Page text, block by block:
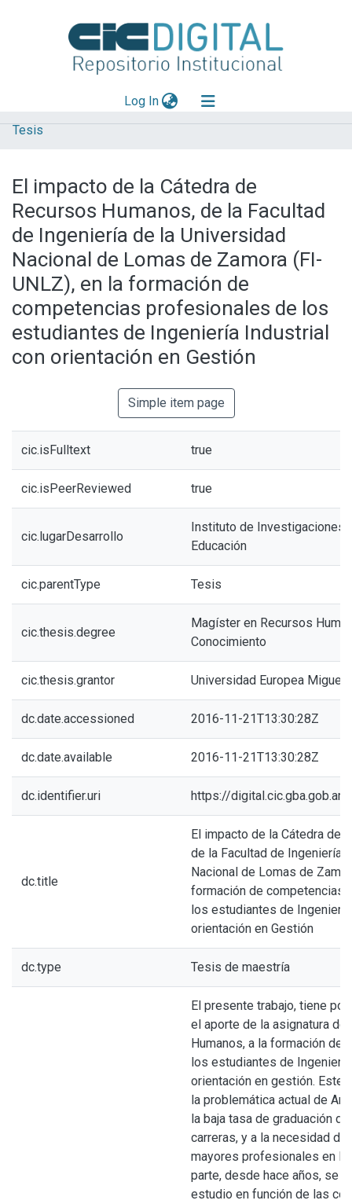
Log In(current)
Explorar
Aportar material
Statistics
Tesis
El impacto de la Cátedra de
Recursos Humanos, de la Facultad
de Ingeniería de la Universidad
Nacional de Lomas de Zamora (FI-
UNLZ), en la formación de
competencias profesionales de los
estudiantes de Ingeniería Industrial
con orientación en Gestión
Simple item page
cic.isFulltext true
cic.isPeerReviewed true
cic.lugarDesarrollo
Instituto de Investigaciones
Educación
cic.parentType Tesis
cic.thesis.degree
Magíster en Recursos
Conocimiento
cic.thesis.grantor Universidad Europea Miguel
dc.date.accessioned 2016-11-21T13:30:28Z
dc.date.available 2016-11-21T13:30:28Z
dc.identifier.uri https://
dc.title
El impacto de la Cátedra de
de la Facultad de Ingeniería
Nacional de Lomas de
formación de competencias
los estudiantes de
orientación en Gestión
dc.type Tesis de maestría
El presente trabajo, tiene
el aporte de la asignatura de
Humanos, a la formación de
los estudiantes de
orientación en gestión. Este
la problemática actual de
la baja tasa de graduación
carreras, y a la necesidad
mayores profesionales en la
parte, desde hace años, se
estudio en función de las